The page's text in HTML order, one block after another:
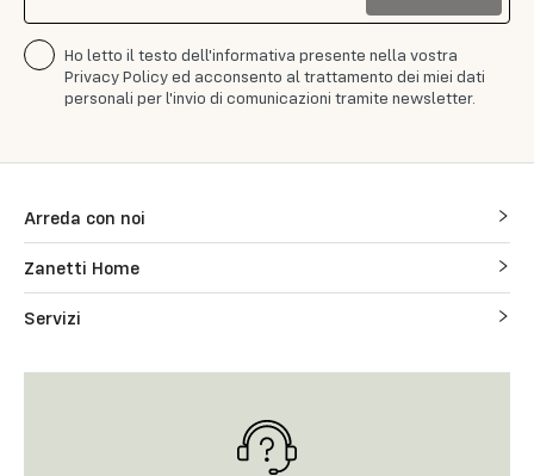
Ho letto il testo dell'informativa presente nella vostra
Privacy Policy ed acconsento al trattamento dei miei dati
personali per l'invio di comunicazioni tramite newsletter.
Arreda con noi
Zanetti Home
Servizi